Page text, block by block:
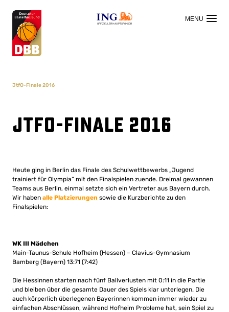
OFFIZIELLER HAUPTSPONSOR
JtfO-Finale 2016
JtfO-Finale 2016
Heute ging in Berlin das Finale des Schulwettbewerbs „Jugend
trainiert für Olympia“ mit den Finalspielen zuende. Dreimal gewannen
Teams aus Berlin, einmal setzte sich ein Vertreter aus Bayern durch.
Wir haben alle Platzierungen sowie die Kurzberichte zu den
Finalspielen:
WK III Mädchen
Main-Taunus-Schule Hofheim (Hessen) – Clavius-Gymnasium
Bamberg (Bayern) 13:71 (7:42)
Die Hessinnen starten nach fünf Ballverlusten mit 0:11 in die Partie
und bleiben über die gesamte Dauer des Spiels klar unterlegen. Die
auch körperlich überlegenen Bayerinnen kommen immer wieder zu
einfachen Abschlüssen, während Hofheim Probleme hat, sein Spiel zu